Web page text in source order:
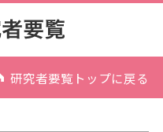
研究者要覧トップに戻る